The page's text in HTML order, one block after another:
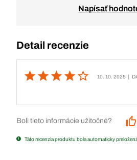
Napísať
Detail recenzie
10. 10. 2025 |
Boli tieto informácie užitočné?
Táto recenzia produktu bola automaticky